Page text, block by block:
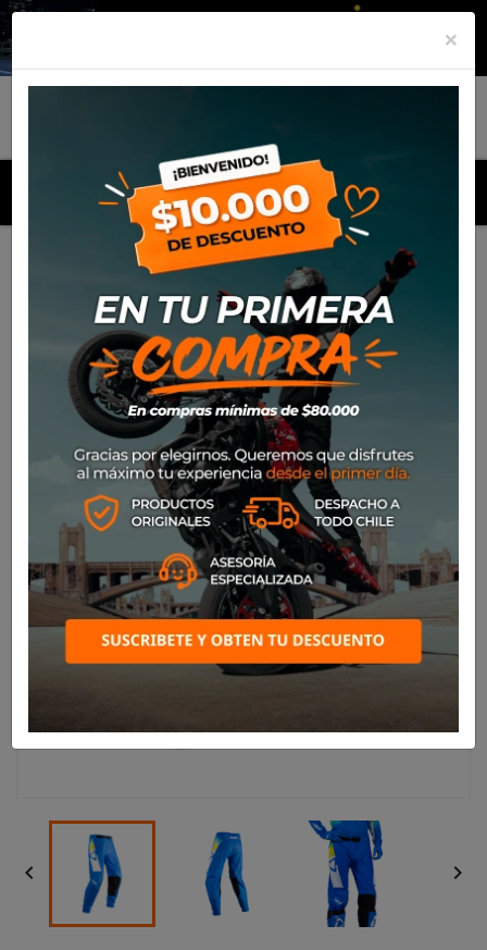
MENU
Productos Equipamiento Para el piloto
Pantalones Pantalon Leatt Moto 4.5
 
×